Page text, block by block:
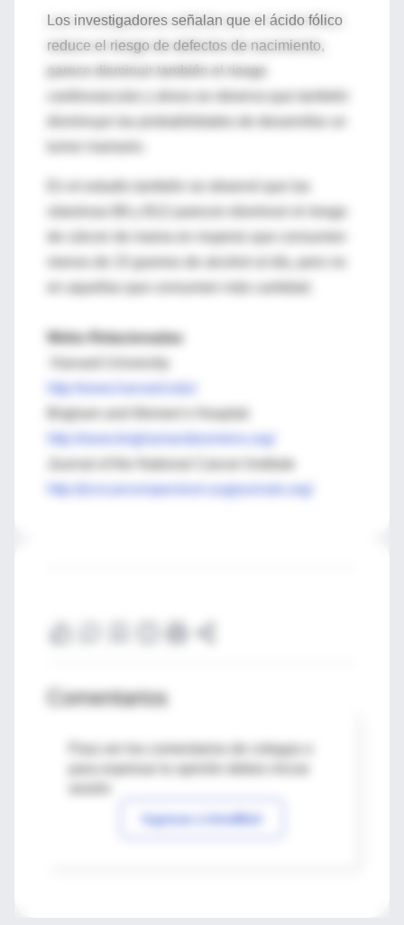
Los investigadores señalan que el ácido fólico
reduce el riesgo de defectos de nacimiento,
parece disminuir también el riesgo
vitaminas B6 y B12 parecen disminuir el riesgo
en aquellas que consumen más cantidad.
Webs Relacionadas
http://jncicancerspectrum.oupjournals.org/
Comentarios
Para ver los comentarios de colegas o
Ingresar a IntraMed